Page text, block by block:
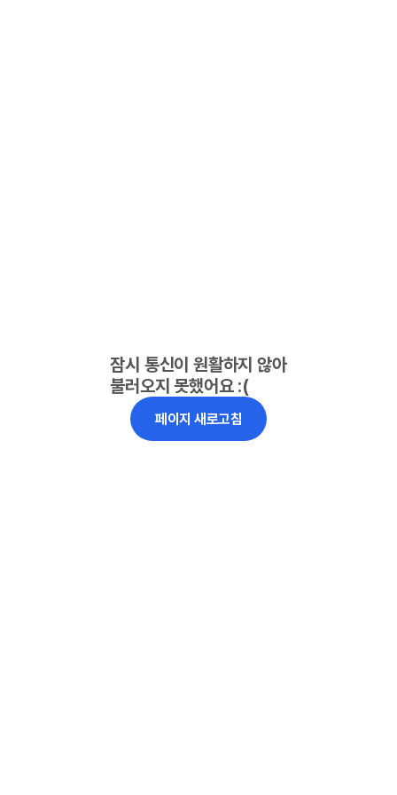
잠시 통신이 원활하지 않아
불러오지 못했어요 :(
페이지 새로고침